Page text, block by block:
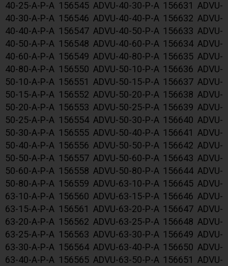
40-25-A-P-A 156545 ADVU-40-30-P-A 156631 ADVU-
40-30-A-P-A 156546 ADVU-40-40-P-A 156632 ADVU-
40-40-A-P-A 156547 ADVU-40-50-P-A 156633 ADVU-
40-50-A-P-A 156548 ADVU-40-60-P-A 156634 ADVU-
40-60-A-P-A 156549 ADVU-40-80-P-A 156635 ADVU-
40-80-A-P-A 156550 ADVU-50-10-P-A 156636 ADVU-
50-10-A-P-A 156551 ADVU-50-15-P-A 156637 ADVU-
50-15-A-P-A 156552 ADVU-50-20-P-A 156638 ADVU-
50-20-A-P-A 156553 ADVU-50-25-P-A 156639 ADVU-
50-25-A-P-A 156554 ADVU-50-30-P-A 156640 ADVU-
50-30-A-P-A 156555 ADVU-50-40-P-A 156641 ADVU-
50-40-A-P-A 156556 ADVU-50-50-P-A 156642 ADVU-
50-50-A-P-A 156557 ADVU-50-60-P-A 156643 ADVU-
50-60-A-P-A 156558 ADVU-50-80-P-A 156644 ADVU-
50-80-A-P-A 156559 ADVU-63-10-P-A 156645 ADVU-
63-10-A-P-A 156560 ADVU-63-15-P-A 156646 ADVU-
63-15-A-P-A 156561 ADVU-63-20-P-A 156647 ADVU-
63-20-A-P-A 156562 ADVU-63-25-P-A 156648 ADVU-
63-25-A-P-A 156563 ADVU-63-30-P-A 156649 ADVU-
63-30-A-P-A 156564 ADVU-63-40-P-A 156650 ADVU-
63-40-A-P-A 156565 ADVU-63-50-P-A 156651 ADVU-